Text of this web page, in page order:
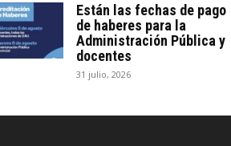
Están las fechas de pago
de haberes para la
Administración Pública y
docentes
31 julio, 2026